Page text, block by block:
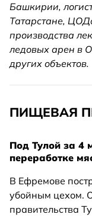
Башкирии,
Татарстане,
производства
ледовых арен в
других объектов.
ПИЩЕВАЯ
Под Тулой за 4
переработке
В Ефремове
убойным цехом.
правительства